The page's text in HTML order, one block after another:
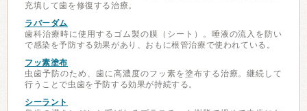
充填して歯を修復する治療。
ラバーダム
歯科治療時に使用するゴム製の膜（シート）。唾液の流入を防い
で感染を予防する効果があり、おもに根管治療で使われている。
フッ素塗布
虫歯予防のため、歯に高濃度のフッ素を塗布する治療。継続して
行うことで虫歯を予防する効果が持続する。
シーラント